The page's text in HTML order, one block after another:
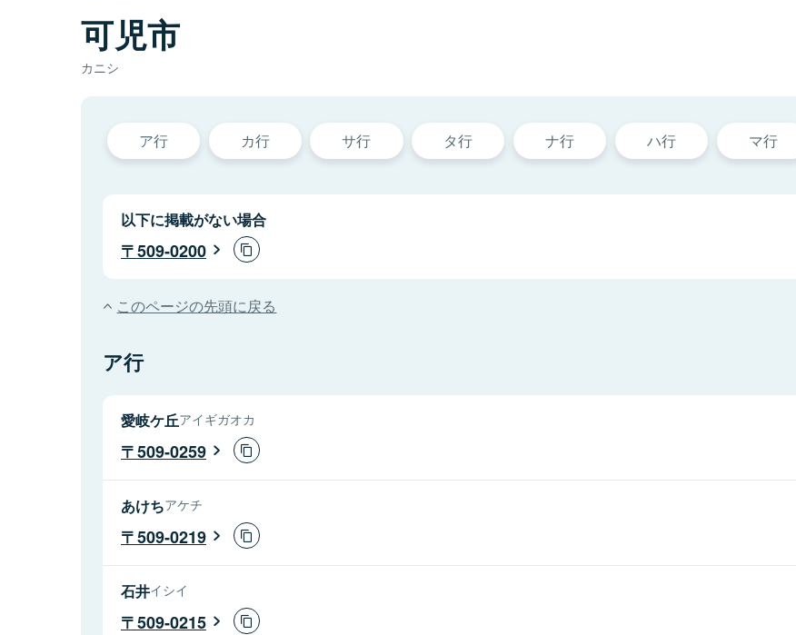
可児市
カニシ
ア行 カ行 サ行 タ行 ナ行 ハ行 マ行
以下に掲載がない場合
509-0200
このページの先頭に戻る
ア行
愛岐ケ丘アイギガオカ
509-0259
あけちアケチ
509-0219
石井イシイ
509-0215